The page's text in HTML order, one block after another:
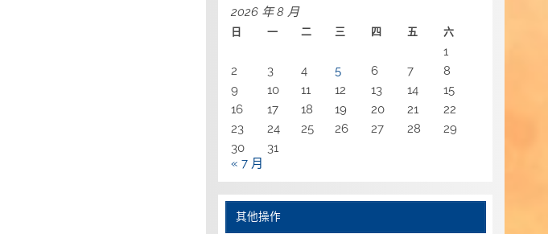
2026 年 8 月
日 一 二 三 四 五 六
1
2
3 4 5 6 7
8
9
10 11 12 13 14
15
16
17 18 19 20 21
22
23
24 25 26 27 28
29
30
31
« 7 月
其他操作